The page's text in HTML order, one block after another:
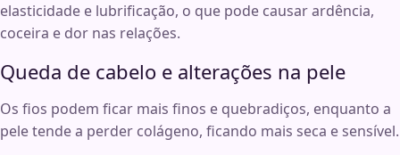
elasticidade e lubrificação, o que pode causar ardência,
coceira e dor nas relações.
Queda de cabelo e alterações na pele
Os fios podem ficar mais finos e quebradiços, enquanto a
pele tende a perder colágeno, ficando mais seca e sensível.